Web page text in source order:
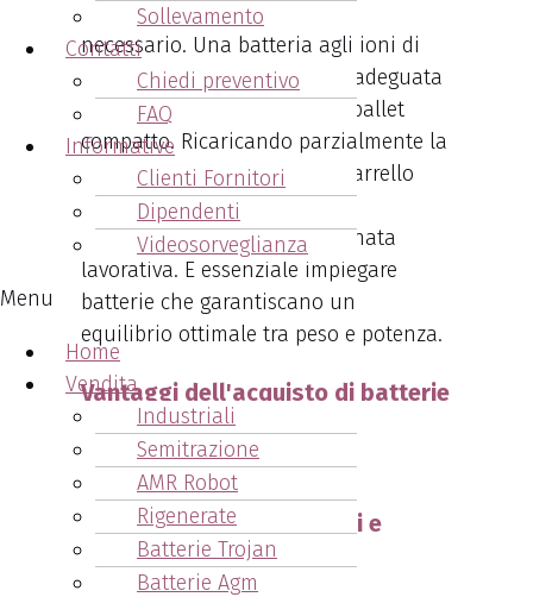
Sollevamento
Contatti
Chiedi preventivo
FAQ
Informative
Clienti Fornitori
Dipendenti
Videosorveglianza
Menu
Home
Vendita
Industriali
Semitrazione
AMR Robot
Rigenerate
Batterie Trojan
Batterie Agm
ingombranti e pesanti oltre il
necessario. Una batteria agli ioni di
litio, di norma, offre energia adeguata
per le operazioni di un transpallet
compatto. Ricaricando parzialmente la
batteria durante il turno, il carrello
elevatore mantiene l’energia
sufficiente per un’intera giornata
lavorativa. È essenziale impiegare
batterie che garantiscano un
equilibrio ottimale tra peso e potenza.
Vantaggi dell'acquisto di batterie
Cesab Cesena
1. Ampia Scelta di Modelli e
Capacità